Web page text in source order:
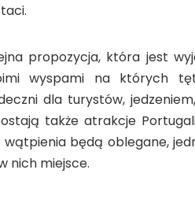
propozycja, która jest
wyspami na których
dla turystów,
także atrakcje
wątpienia będą oblegane,
nich miejsce.